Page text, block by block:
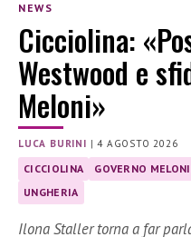
NEWS
Cicciolina:
Westwood e
Meloni»
LUCA BURINI |4 AGOSTO 2026
CICCIOLINA GOVERNO MELONI
UNGHERIA
Ilona Staller torna a far